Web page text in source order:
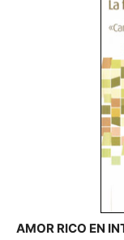
AMOR RICO EN